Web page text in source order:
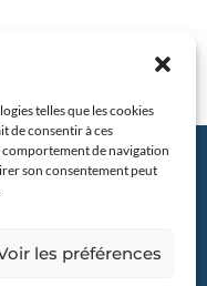
telles que les cookies
de consentir à ces
de navigation
son consentement peut
les préférences